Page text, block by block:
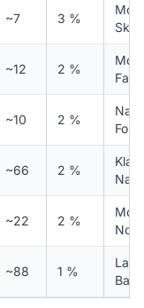
~7 3 %
~12 2 %
~10 2 %
~66 2 %
~22 2 %
~88 1 %